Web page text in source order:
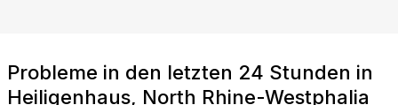
Probleme in den letzten 24 Stunden in
Heiligenhaus, North Rhine-Westphalia